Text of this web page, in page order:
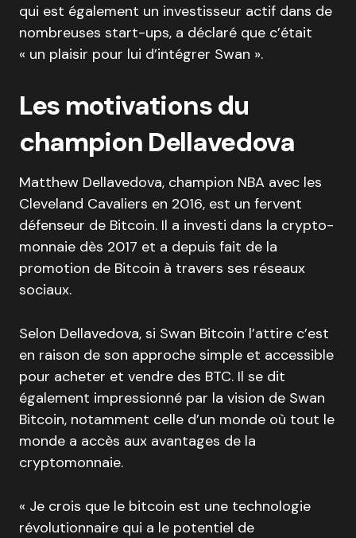
qui est également un investisseur actif dans de
nombreuses start-ups, a déclaré que c’était
« un plaisir pour lui d’intégrer Swan ».
Les motivations du
champion Dellavedova
Matthew Dellavedova, champion NBA avec les
Cleveland Cavaliers en 2016, est un fervent
défenseur de Bitcoin. Il a investi dans la crypto-
monnaie dès 2017 et a depuis fait de la
promotion de Bitcoin à travers ses réseaux
sociaux.
Selon Dellavedova, si Swan Bitcoin l’attire c’est
en raison de son approche simple et accessible
pour acheter et vendre des BTC. Il se dit
également impressionné par la vision de Swan
Bitcoin, notamment celle d’un monde où tout le
monde a accès aux avantages de la
cryptomonnaie.
« Je crois que le bitcoin est une technologie
révolutionnaire qui a le potentiel de